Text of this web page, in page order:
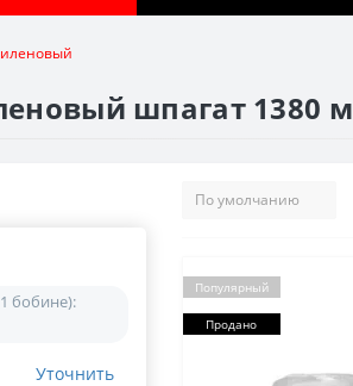
шпагат 1380 м
бобине):
Уточнить
Популярный
Продано